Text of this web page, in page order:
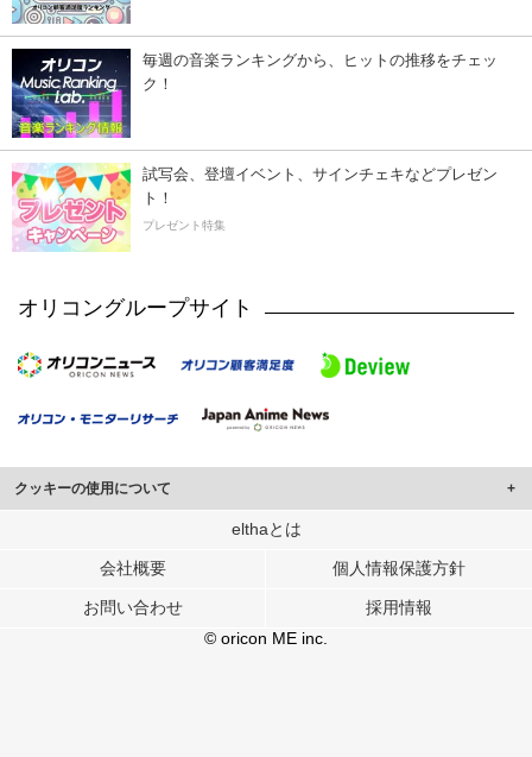
毎週の音楽ランキングから、ヒットの推移をチェッ
ク！
試写会、登壇イベント、サインチェキなどプレゼン
ト！
プレゼント特集
オリコングループサイト
クッキーの使用について
このサイトでは Cookie を使用して、ユーザーに合わせたコンテンツや広告の
行っています。
メディアや広告配信、データ解析の各パートナーに提供しています。
各パートナーは、この情報とユーザーが各パートナーに提供した他の情報や、
ユーザーが各パートナーのサービスを使用したときに収集した他の情報を組み
elthaとは
会社概要 個人情報保護方針
お問い合わせ
採用情報
© oricon ME inc.